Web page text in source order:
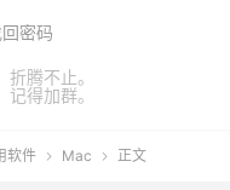
折腾不止。
记得加群。
密码
软件  Mac  正文